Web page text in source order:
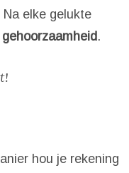
elke gelukte
.
hou je rekening